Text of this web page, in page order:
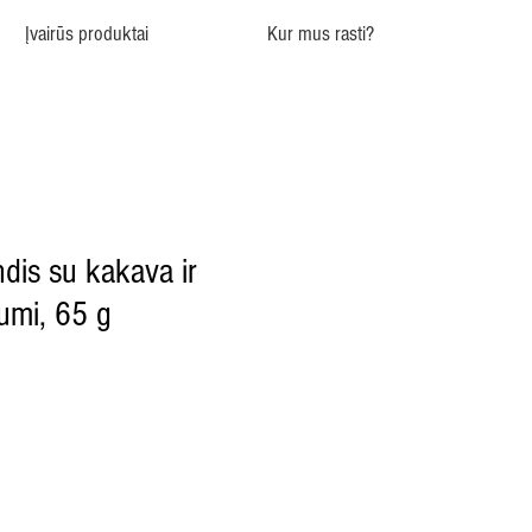
Įvairūs produktai Kur mus rasti?
su kakava ir
65 g